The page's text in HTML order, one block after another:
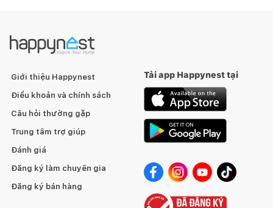
Giới thiệu Happynest
Điều khoản và chính sách
Câu hỏi thường gặp
Trung tâm trợ giúp
Đánh giá
Đăng ký làm chuyên gia
Đăng ký bán hàng
Tải app Happynest tại